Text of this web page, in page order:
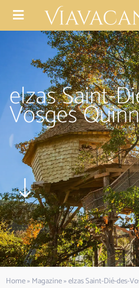
elzas Saint-
Vosges Quinn
Home»Magazine»elzas Saint-Dié-des-